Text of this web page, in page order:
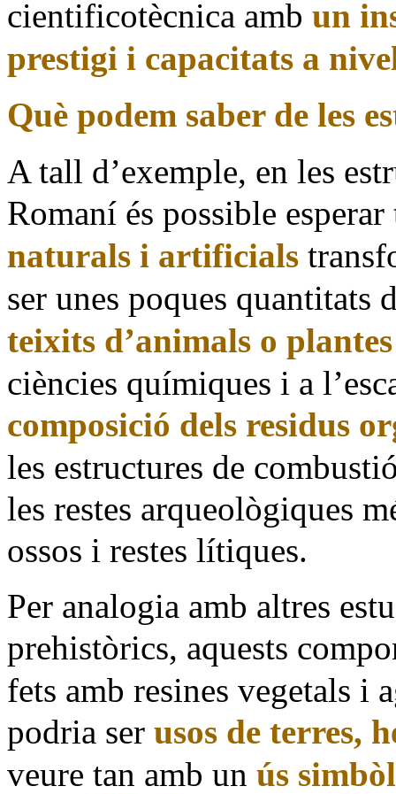
cientificotècnica amb un
prestigi i capacitats a
Què podem saber de les
A tall d’exemple, en les
Romaní és possible
naturals i artificials
ser unes poques quantitats
teixits d’animals o plantes
ciències químiques i a
composició dels residus
les estructures de
les restes arqueològiques
ossos i restes lítiques.
Per analogia amb altres
prehistòrics, aquests
fets amb resines vegetals i
podria ser usos de terres,
veure tan amb un ús